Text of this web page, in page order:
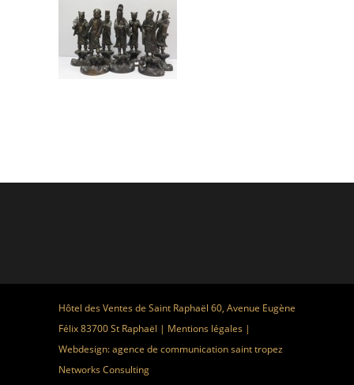
Hôtel des Ventes de Saint Raphaël 60, Avenue Eugène
Félix 83700 St Raphaël | Mentions légales |
Webdesign:agence de communication saint tropez
Networks Consulting